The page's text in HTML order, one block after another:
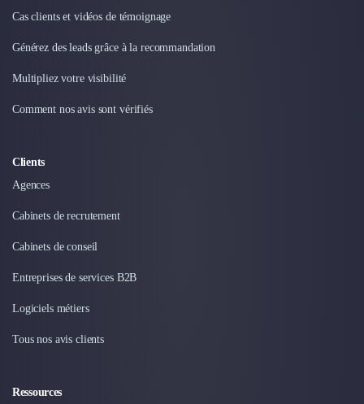
Cas clients et vidéos de témoignage
Générez des leads grâce à la recommandation
Multipliez votre visibilité
Comment nos avis sont vérifiés
Clients
Agences
Cabinets de recrutement
Cabinets de conseil
Entreprises de services B2B
Logiciels métiers
Tous nos avis clients
Ressources